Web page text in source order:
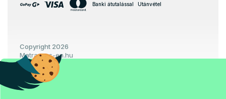
Banki átutalással Utánvétel
Copyright 2026
Matrac-es-en.hu
. Minden jog fenntartva.
Süti beállítások szerkesztése